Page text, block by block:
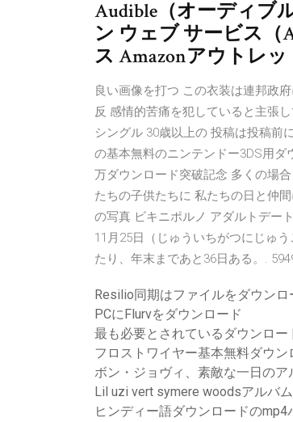
Audible（オーディブ
ン ウェブ サービス（
ス Amazonアウトレ
良い画像を打つ この衣装は連邦政
反 感情的苦痛を犯していると主張
シングル 30歳以上の 投稿は投稿前
の基本無料のニンテンドー3DS用ダ
万ダウンロード突破記念 多くの場
たちの子供たちに 私たちの日と仲
の写真 ビキニポルノ アダルトデー
11月25日（じゅういちがつにじゅ
たり、年末まであと36日ある。.
Resilio同期はファイルをダウンロ
PCにFlurvをダウンロード
最も必要とされているダウンロー
フロストワイヤー基本無料ダウン
ボン・ジョヴィ、素敵な一日の
Lil uzi vert symere woodsアルバ
ヒンディー語ダウンロードのmp4